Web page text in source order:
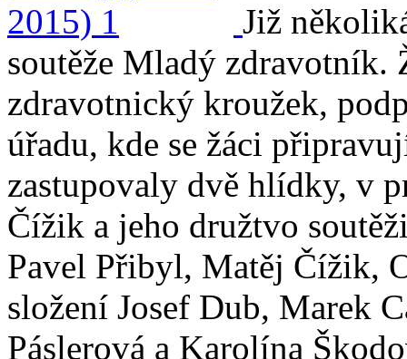
Již
soutěže Mladý zdravotník.
zdravotnický kroužek,
úřadu, kde se žáci
zastupovaly dvě hlídky, v
Čížik a jeho družtvo
Pavel Přibyl, Matěj Čížik,
složení Josef Dub, Marek
Páslerová a Karolína